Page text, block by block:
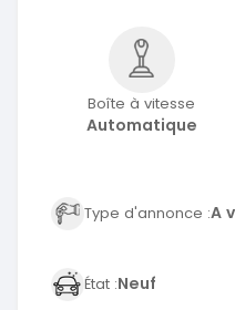
Boîte à vitesse
Automatique
Type d'annonce :A
État :Neuf